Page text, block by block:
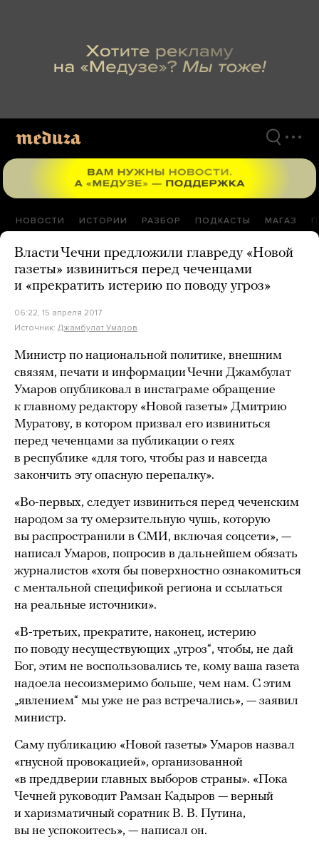
НОВОСТИ ИСТОРИИ РАЗБОР ПОДКАСТЫ МАГАЗ
Власти Чечни предложили главреду «Новой
газеты» извиниться перед чеченцами
и «прекратить истерию по поводу угроз»
06:22, 15 апреля 2017
Источник: Джамбулат Умаров
Министр по национальной политике, внешним
связям, печати и информации Чечни Джамбулат
Умаров опубликовал в инстаграме обращение
к главному редактору «Новой газеты» Дмитрию
Муратову, в котором призвал его извиниться
перед чеченцами за публикации о геях
в республике «для того, чтобы раз и навсегда
закончить эту опасную перепалку».
«Во-первых, следует извиниться перед чеченским
народом за ту омерзительную чушь, которую
вы распространили в СМИ, включая соцсети», —
написал Умаров, попросив в дальнейшем обязать
журналистов «хотя бы поверхностно ознакомиться
с ментальной спецификой региона и ссылаться
на реальные источники».
«В-третьих, прекратите, наконец, истерию
по поводу несуществующих „угроз“, чтобы, не дай
Бог, этим не воспользовались те, кому ваша газета
надоела несоизмеримо больше, чем нам. С этим
„явлением“ мы уже не раз встречались», — заявил
министр.
Саму публикацию «Новой газеты» Умаров назвал
«гнусной провокацией», организованной
«в преддверии главных выборов страны». «Пока
Чечней руководит Рамзан Кадыров — верный
и харизматичный соратник В. В. Путина,
вы не успокоитесь», — написал он.